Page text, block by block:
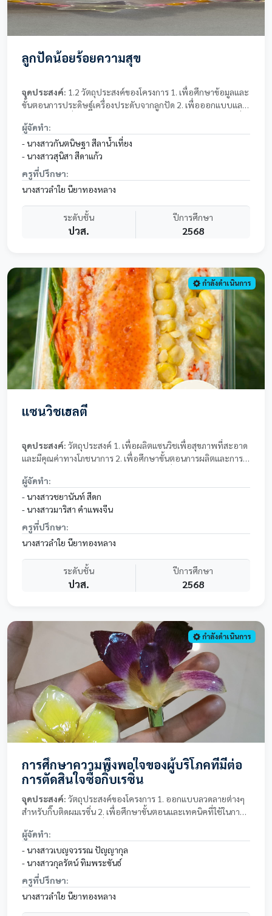
ลูกปัดน้อยร้อยความสุข
จุดประสงค์: 1.2 วัตถุประสงค์ของโครงการ 1. เพื่อศึกษาข้อมูลและ
ขั้นตอนการประดิษฐ์เครื่องประดับจากลูกปัด 2. เพื่อออกแบบและ
ฝึกทักษะความคิดสร้างสรรค์ ความประณีต และความรับผิดชอบใน
การทำงาน 4. เพื่อพัฒนาทักษะการทำงานเป็นกลุ่มและการแบ่ง
หน้าที่อย่างเหมาะสม
ผู้จัดทำ:
- นางสาวกันตนิษฐา สีลาน้ำเที่ยง
- นางสาวสุนิสา สีดาแก้ว
ครูที่ปรึกษา:
นางสาวลำใย นียาทองหลาง
ระดับชั้น
ปวส.
ปีการศึกษา
2568
กำลังดำเนินการ
แซนวิชเฮลตี้
จุดประสงค์: วัตถุประสงค์ 1. เพื่อผลิตแซนวิชเพื่อสุขภาพที่สะอาด
และมีคุณค่าทางโภชนาการ 2. เพื่อศึกษาขั้นตอนการผลิตและการ
วางแผนต้นทุนและการตั้งราคาจำหน่าย 4. เพื่อสร้างรายได้เสริม
ระหว่างเรียน 5. เพื่อส่งเสริมการบริโภคอาหารที่ดีต่อสุขภาพใน
สถานศึกษา
ผู้จัดทำ:
- นางสาวชยานันท์ สีดก
- นางสาวมาริสา คำแพงจีน
ครูที่ปรึกษา:
นางสาวลำใย นียาทองหลาง
ระดับชั้น
ปวส.
ปีการศึกษา
2568
กำลังดำเนินการ
การศึกษาความพึงพอใจของผู้บริโภคที่มีต่อ
การตัดสินใจซื้อกิ๊บเรซิ่น
จุดประสงค์: วัตถุประสงค์ของโครงการ 1. ออกแบบลวดลายต่างๆ
สำหรับกิ๊บติดผมเรซิ่น 2. เพื่อศึกษาขั้นตอนและเทคนิคที่ใช้ในการ
ติดผมที่ทำจากเรซิ่น
ผู้จัดทำ:
- นางสาวเบญจวรรณ ปัญญากุล
- นางสาวกุลรัตน์ ทิมพระขันธ์
ครูที่ปรึกษา:
นางสาวลำใย นียาทองหลาง